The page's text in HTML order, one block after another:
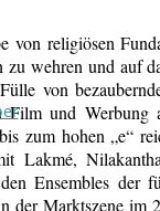
religiösen
wehren und auf
von
und Werbung
zum hohen „e“
Lakmé,
Ensembles der
der Marktszene im